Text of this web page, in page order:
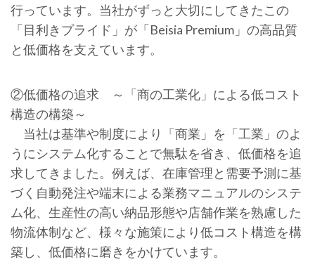
行っています。当社がずっと大切にしてきたこの
「目利きプライド」が「Beisia Premium」の高品質
と低価格を支えています。
②低価格の追求 ～「商の工業化」による低コスト
構造の構築～
当社は基準や制度により「商業」を「工業」のよ
うにシステム化することで無駄を省き、低価格を追
求してきました。例えば、在庫管理と需要予測に基
づく自動発注や端末による業務マニュアルのシステ
ム化、生産性の高い納品形態や店舗作業を熟慮した
物流体制など、様々な施策により低コスト構造を構
築し、低価格に磨きをかけています。